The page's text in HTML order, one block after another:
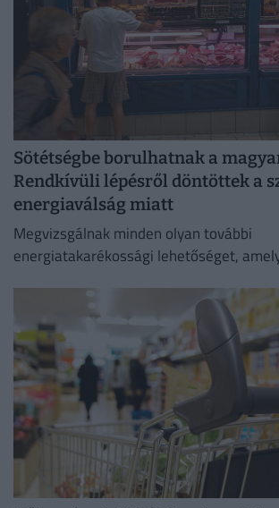
Sötétségbe borulhatnak a
Rendkívüli lépésről döntöttek a
energiaválság miatt
Megvizsgálnak minden olyan további
energiatakarékossági lehetőséget,
zökkenőmentes kiszolgálását.